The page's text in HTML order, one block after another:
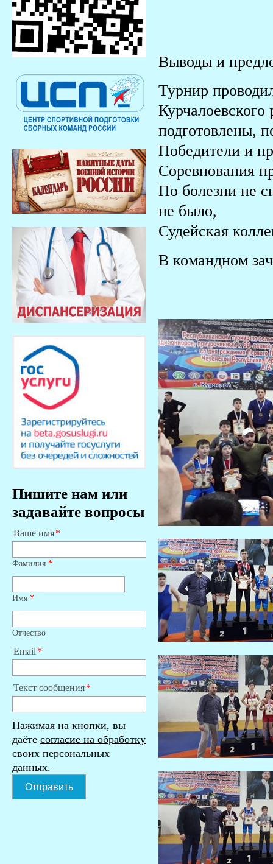
Пишите нам или
задавайте вопросы
Ваше имя
Фамилия *
Имя *
Отчество
Email
Текст сообщения
Нажимая на кнопки, вы
даёте согласие на обработку
своих персональных
данных.
Отправить
Выводы и
Турнир
подготовлены,
Победители и
Соревнования
По болезни не
не было,
Судейская
В командном